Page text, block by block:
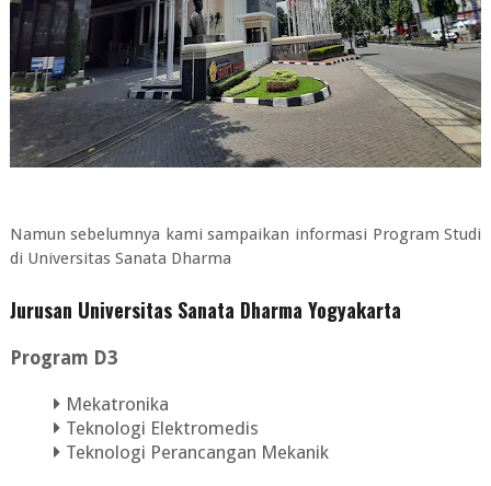
Namun sebelumnya kami sampaikan informasi Program Studi
di Universitas Sanata Dharma
Jurusan Universitas Sanata Dharma Yogyakarta
Program D3
Mekatronika
Teknologi Elektromedis
Teknologi Perancangan Mekanik